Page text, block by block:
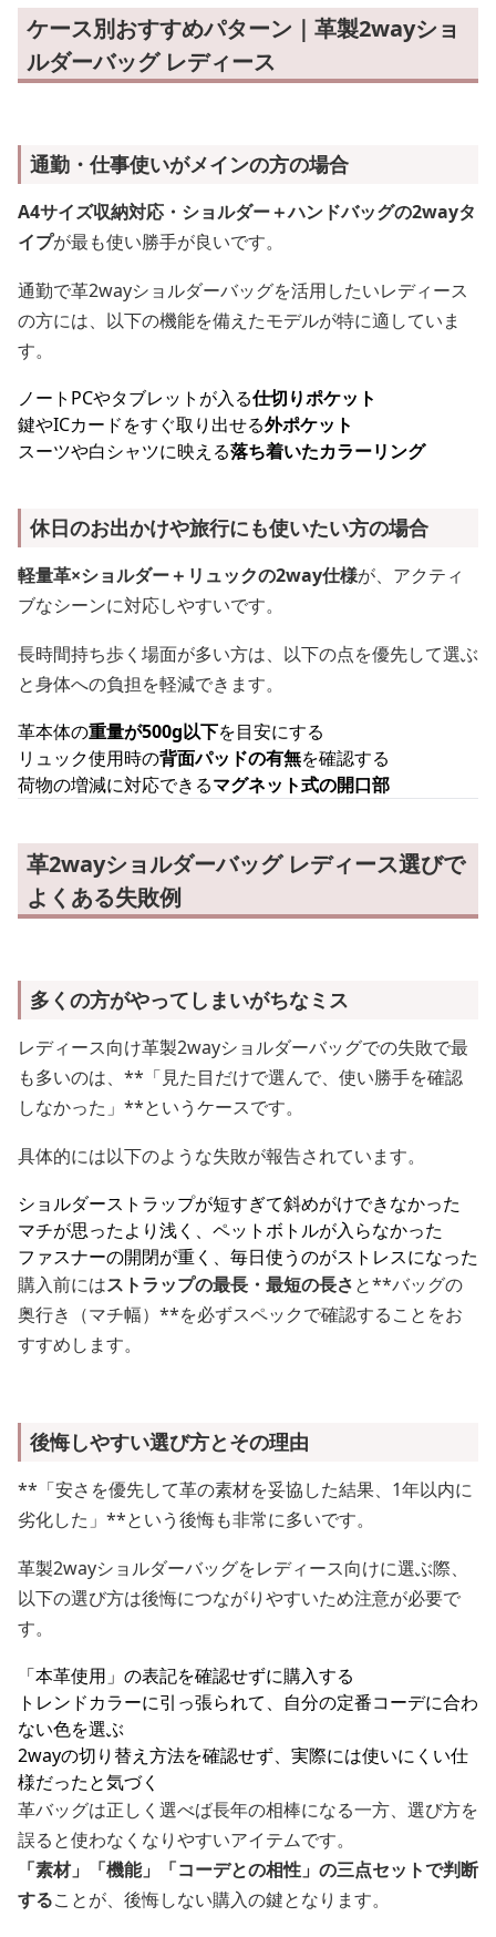
ケース別おすすめパターン｜革製2wayショ
ルダーバッグ レディース
通勤・仕事使いがメインの方の場合
A4サイズ収納対応・ショルダー＋ハンドバッグの2wayタ
イプが最も使い勝手が良いです。
通勤で革2wayショルダーバッグを活用したいレディース
の方には、以下の機能を備えたモデルが特に適していま
す。
ノートPCやタブレットが入る仕切りポケット
鍵やICカードをすぐ取り出せる外ポケット
スーツや白シャツに映える落ち着いたカラーリング
休日のお出かけや旅行にも使いたい方の場合
軽量革×ショルダー＋リュックの2way仕様が、アクティ
ブなシーンに対応しやすいです。
長時間持ち歩く場面が多い方は、以下の点を優先して選ぶ
と身体への負担を軽減できます。
革本体の重量が500g以下を目安にする
リュック使用時の背面パッドの有無を確認する
荷物の増減に対応できるマグネット式の開口部
革2wayショルダーバッグ レディース選びで
よくある失敗例
多くの方がやってしまいがちなミス
レディース向け革製2wayショルダーバッグでの失敗で最
も多いのは、**「見た目だけで選んで、使い勝手を確認
しなかった」**というケースです。
具体的には以下のような失敗が報告されています。
ショルダーストラップが短すぎて斜めがけできなかった
マチが思ったより浅く、ペットボトルが入らなかった
ファスナーの開閉が重く、毎日使うのがストレスになった
購入前にはストラップの最長・最短の長さと**バッグの
奥行き（マチ幅）**を必ずスペックで確認することをお
すすめします。
後悔しやすい選び方とその理由
**「安さを優先して革の素材を妥協した結果、1年以内に
劣化した」**という後悔も非常に多いです。
革製2wayショルダーバッグをレディース向けに選ぶ際、
以下の選び方は後悔につながりやすいため注意が必要で
す。
「本革使用」の表記を確認せずに購入する
トレンドカラーに引っ張られて、自分の定番コーデに合わ
ない色を選ぶ
2wayの切り替え方法を確認せず、実際には使いにくい仕
様だったと気づく
革バッグは正しく選べば長年の相棒になる一方、選び方を
誤ると使わなくなりやすいアイテムです。
「素材」「機能」「コーデとの相性」の三点セットで判断
することが、後悔しない購入の鍵となります。